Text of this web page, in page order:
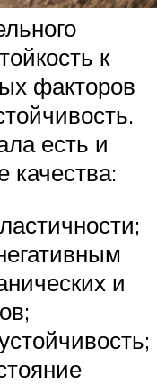
к
факторов
есть и
качества:
и